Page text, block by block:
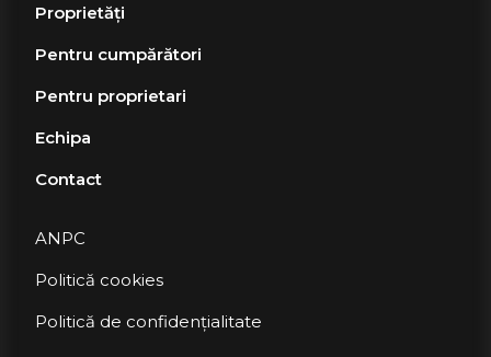
Proprietăți
Pentru cumpărători
Pentru proprietari
Echipa
Contact
ANPC
Politică cookies
Politică de confidențialitate